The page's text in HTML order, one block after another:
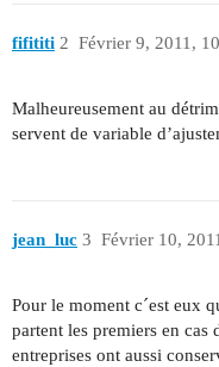
fifititi Février 9, 2011,
2
Malheureusement au
servent de variable
jean_luc Février 10,
3
Pour le moment c´est eux
partent les premiers en cas
entreprises ont aussi